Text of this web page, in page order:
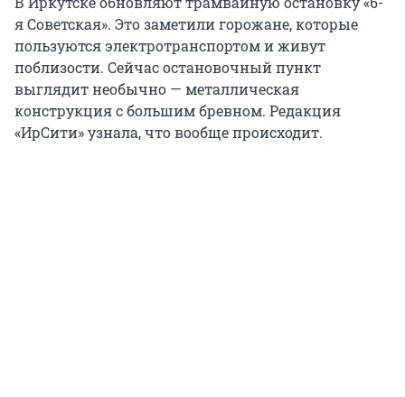
я Советская». Это заметили горожане, которые
пользуются электротранспортом и живут
поблизости. Сейчас остановочный пункт
выглядит необычно — металлическая
конструкция с большим бревном. Редакция
«ИрСити» узнала, что вообще происходит.